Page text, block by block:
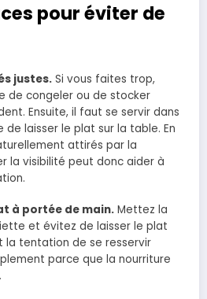
pour éviter de
justes. Si vous faites trop,
de congeler ou de stocker
Ensuite, il faut se servir dans
laisser le plat sur la table. En
attirés par la
la visibilité peut donc aider à
à portée de main. Mettez la
et évitez de laisser le plat
la tentation de se resservir
parce que la nourriture